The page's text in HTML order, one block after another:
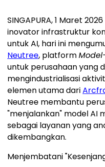
SINGAPURA, 1 Maret
inovator infrastruktur
untuk AI, hari ini
Neutree, platform
untuk perusahaan yang
mengindustrialisasi
elemen utama dari
Neutree membantu
"menjalankan" model AI
sebagai layanan yang
dikembangkan.
Menjembatani